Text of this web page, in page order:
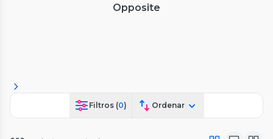
Opposite
Filtros (0) Ordenar